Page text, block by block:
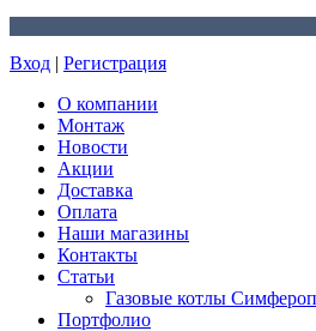
Вход | Регистрация
О компании
Монтаж
Новости
Акции
Доставка
Оплата
Наши магазины
Контакты
Статьи
Газовые котлы
Портфолио